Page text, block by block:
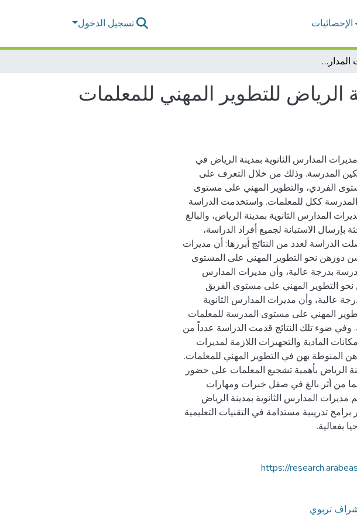
الإحصائيات تسجيل الدخول
درجة ممارسة مديرات المدارس الثانوية بمدينة الرياض للتطوير المهني للمعلمات في ضوء معايير التقويم المدرسي
الرياض للتطوير المهني للمعلمات
المدارس الثانوية بمدينة الرياض في
المدرسة. وذلك من خلال التعرف على
الفردي، والتطوير المهني على مستوى
ككل للمعلمات. واستخدمت الدراسة
المدارس الثانوية بمدينة الرياض، والبالغ
بإرسال الاستبانة لجميع أفراد الدراسة،
مديرة. وتوصلت الدراسة لعدد من النتائج أبرزها: أن مديرات
دورهن نحو التطوير المهني على المستوى
بدرجة عالية، وأن مديرات المدارس
نحو التطوير المهني على مستوى الفريق
عالية، وأن مديرات المدارس الثانوية
المهني على مستوى المدرسة للمعلمات
ضوء تلك النتائج قدمت الدراسة عدداً من
المادية والتجهيزات اللازمة لمديرات
المنوطة بهن في التطوير المهني للمعلمات.
الرياض بأهمية تشجيع المعلمات على حضور
من أثر بالغ في صقل خبرات ومهارات
مديرات المدارس الثانوية بمدينة الرياض
تدريبية مستدامة في التقنيات التعليمية
بفعالية.
https://
تربوي